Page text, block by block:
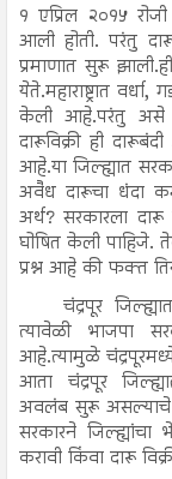
१ एप्रिल २०१५
आली होती. परंतु
प्रमाणात सुरू
येते.महाराष्ट्रात
केली आहे.परंतु असे
दारूविक्री ही
आहे.या जिल्ह्यात
अवैध दारूचा धंदा
अर्थ? सरकारला दारू
घोषित केली पाहिजे.
प्रश्न आहे की फक्त
चंद्रपूर
त्यावेळी भाजपा
आहे.त्यामुळे
आता चंद्रपूर
अवलंब सुरू असल्याचे
सरकारने जिल्ह्यांचा
करावी किंवा दारू